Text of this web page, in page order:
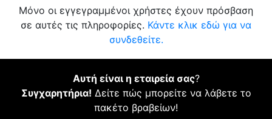
Μόνο οι εγγεγραμμένοι χρήστες έχουν πρόσβαση
σε αυτές τις πληροφορίες. Κάντε κλικ εδώ για να
συνδεθείτε.
Αυτή είναι η εταιρεία σας?
Συγχαρητήρια! Δείτε πώς μπορείτε να λάβετε το
πακέτο βραβείων!